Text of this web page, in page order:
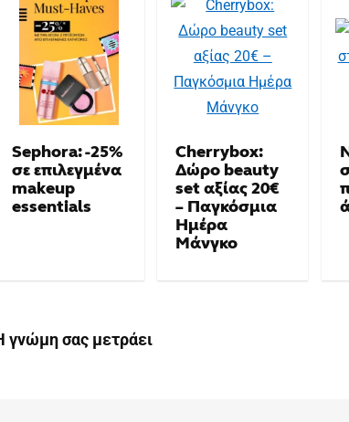
Sephora: -25%
σε επιλεγμένα
makeup
essentials
Cherrybox:
Δώρο beauty
set αξίας 20€
– Παγκόσμια
Ημέρα
Μάνγκο
γνώμη σας μετράει